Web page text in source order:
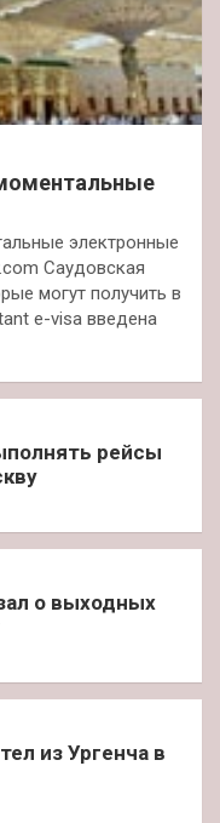
электронные
Саудовская
могут получить в
e-visa введена
рейсы
о выходных
из Ургенча в